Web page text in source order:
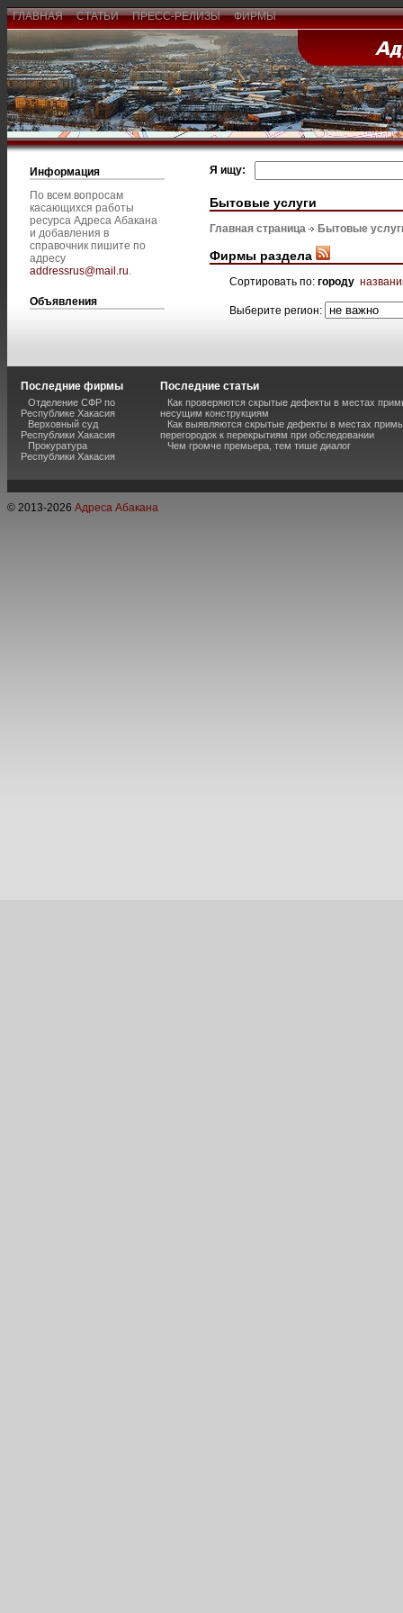
ГЛАВНАЯ СТАТЬИ ПРЕСС-РЕЛИЗЫ ФИРМЫ
Информация
По всем вопросам
касающихся работы
ресурса Адреса Абакана
и добавления в
справочник пишите по
адресу
addressrus@mail.ru.
Объявления
Я ищу:
Бытовые услуги
Главная страница Бытовые
Фирмы раздела
Сортировать по: городу
Выберите регион:
Последние фирмы
Отделение СФР по
Республике Хакасия
Верховный суд
Республики Хакасия
Прокуратура
Республики Хакасия
Последние статьи
Как проверяются скрытые дефекты в местах
несущим конструкциям
Как выявляются скрытые дефекты в местах
перегородок к перекрытиям при обследовании
Чем громче премьера, тем тише диалог
© 2013-2026 Адреса Абакана